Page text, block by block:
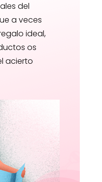
del
a veces
ideal,
os
acierto